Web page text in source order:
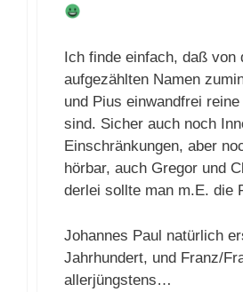
Ich finde einfach, daß von
aufgezählten Namen
und Pius einwandfrei
sind. Sicher auch noch
Einschränkungen, aber
hörbar, auch Gregor und
derlei sollte man m.E. die
Johannes Paul natürlich
Jahrhundert, und Franz/
allerjüngstens…